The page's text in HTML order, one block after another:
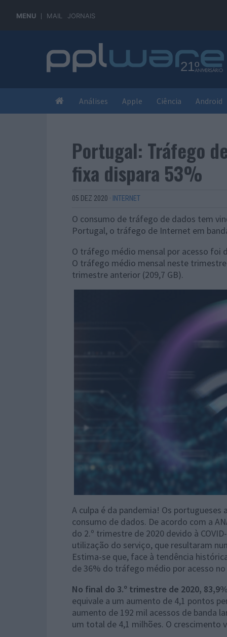
MENU MAIL JORNAIS
Análises Apple Ciência Android
Portugal: Tráfego
fixa dispara 53%
05 DEZ 2020 · INTERNET
O consumo de tráfego de dados tem
Portugal, o tráfego de Internet em
O tráfego médio mensal por acesso foi
O tráfego médio mensal neste
trimestre anterior (209,7 GB).
A culpa é da pandemia! Os
consumo de dados. De acordo com a
do 2.º trimestre de 2020 devido à
utilização do serviço, que resultaram
Estima-se que, face à tendência
de 36% do tráfego médio por acesso
No final do 3.º trimestre de 2020,
equivale a um aumento de 4,1 pontos
aumento de 192 mil acessos de banda
um total de 4,1 milhões. O